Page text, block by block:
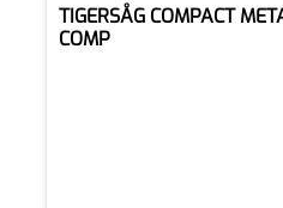
TIGERSÅG COMPACT
COMP